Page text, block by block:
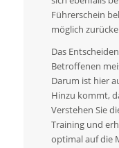
Führerschein
möglich
Das
Betroffenen
Darum ist hier
Hinzu kommt,
Verstehen Sie
Training und
optimal auf die